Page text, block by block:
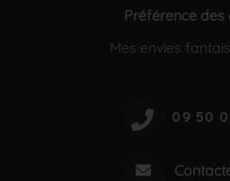
Préférence des
Mes envies